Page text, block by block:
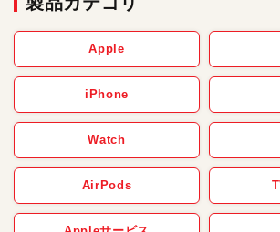
Apple
iPhone
Watch
AirPods